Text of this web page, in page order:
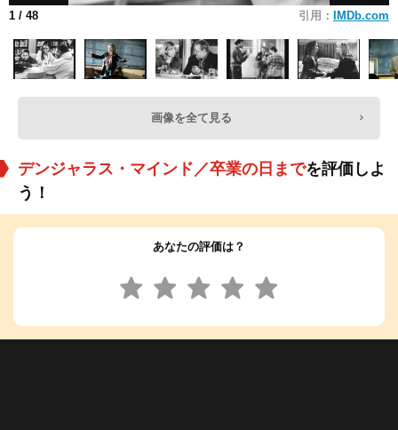
1 / 48 引用： IMDb.com
画像を全て見る
デンジャラス・マインド／卒業の日までを評価しよ
う！
あなたの評価は？